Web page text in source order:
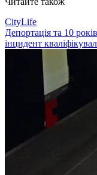
CityLife
Депортація та 10
інцидент